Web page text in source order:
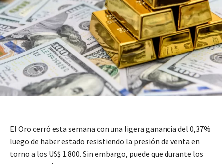
El Oro cerró esta semana con una ligera ganancia del 0,37%
luego de haber estado resistiendo la presión de venta en
torno a los US$ 1.800. Sin embargo, puede que durante los